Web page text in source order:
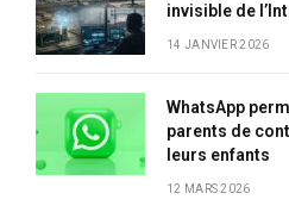
invisible de
14 JANVIER 2026
WhatsApp
parents de
leurs enfants
12 MARS 2026